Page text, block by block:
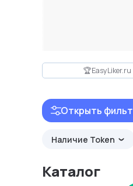
Открыть
Наличие Token
Каталог